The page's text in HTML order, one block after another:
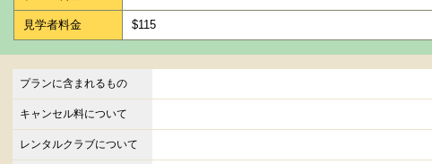
見学者料金 $115
プランに含まれるもの
キャンセル料について
レンタルクラブについて